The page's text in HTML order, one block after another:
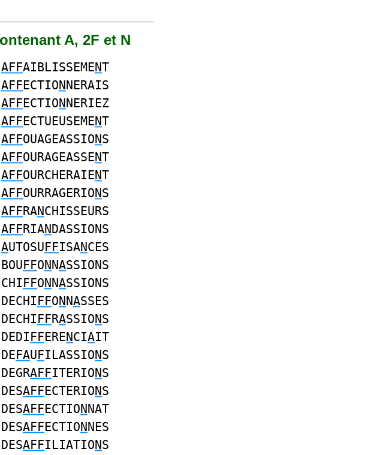
A, 2F et N
AFFAIBLISSEMENT
AFFECTIONNERAIS
AFFECTIONNERIEZ
AFFECTUEUSEMENT
AFFOUAGEASSIONS
AFFOURAGEASSENT
AFFOURCHERAIENT
AFFOURRAGERIONS
AFFRANCHISSEURS
AFFRIANDASSIONS
AUTOSUFFISANCES
BOUFFONNASSIONS
FFONNASSIONS
FFONNASSES
FFRASSIONS
FFERENCIAIT
DEFAUFILASSIONS
AFFITERIONS
AFFECTERIONS
AFFECTIONNAT
AFFECTIONNES
AFFILIATIONS